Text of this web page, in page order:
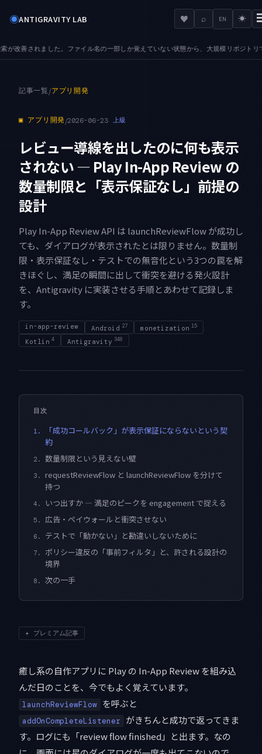
◉ANTIGRAVITY LAB ♥ ⌕ EN ☀
いない状態から、大規模リポジトリでも目的のファイルへ辿り着けます●AUDIO —
記事一覧/アプリ開発
▣ アプリ開発/2026-06-23 上級
レビュー導線を出したのに何も表示
されない — Play In-App Review の
数量制限と「表示保証なし」前提の
設計
Play In-App Review API は launchReviewFlow が成功し
ても、ダイアログが表示されたとは限りません。数量制
限・表示保証なし・テストでの無音化という3つの罠を解
きほぐし、満足の瞬間に出して衝突を避ける発火設計
を、Antigravity に実装させる手順とあわせて記録しま
す。
in-app-review Android 27 monetization 15
Kotlin 4 Antigravity 348
目次
1.
「成功コールバック」が表示保証にならないという契
約
2. 数量制限という見えない壁
3.
requestReviewFlow と launchReviewFlow を分けて
持つ
4. いつ出すか — 満足のピークを engagement で捉える
5. 広告・ペイウォールと衝突させない
6. テストで「動かない」と勘違いしないために
7.
ポリシー違反の「事前フィルタ」と、許される設計の
境界
8. 次の一手
✦ プレミアム記事
癒し系の自作アプリに Play の In-App Review を組み込
んだ日のことを、今でもよく覚えています。
launchReviewFlow を呼ぶと
addOnCompleteListener
がきちんと成功で返ってきま
す。ログにも「review flow finished」と出ます。なの